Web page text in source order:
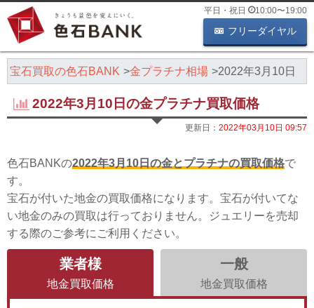
平日・祝日 10:00〜19:00
フリーダイヤル
宝石買取の色石BANK 金プラチナ相場 2022年3月10日
2022年3月10日の金プラチナ買取価格
更新日： 2022年03月10日 09:57
色石BANKの2022年3月10日の金とプラチナの買取価格で
す。
宝石が付いた地金の買取価格になります。宝石が付いてな
い地金のみの買取は行っておりません。ジュエリーを売却
する際のご参考にご利用ください。
業者様
地金買取価格
一般
地金買取価格